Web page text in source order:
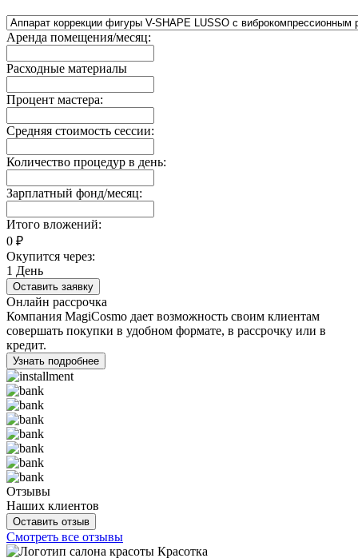
Аренда помещения/месяц:
Расходные материалы
Процент мастера:
Средняя стоимость сессии:
Количество процедур в день:
Зарплатный фонд/месяц:
Итого вложений:
0 ₽
Окупится через:
1 День
Оставить заявку
Онлайн рассрочка
Компания MagiCosmo дает возможность своим клиентам
совершать покупки в удобном формате, в рассрочку или в
кредит.
Узнать подробнее
Отзывы
Наших клиентов
Оставить отзыв
Смотреть все отзывы